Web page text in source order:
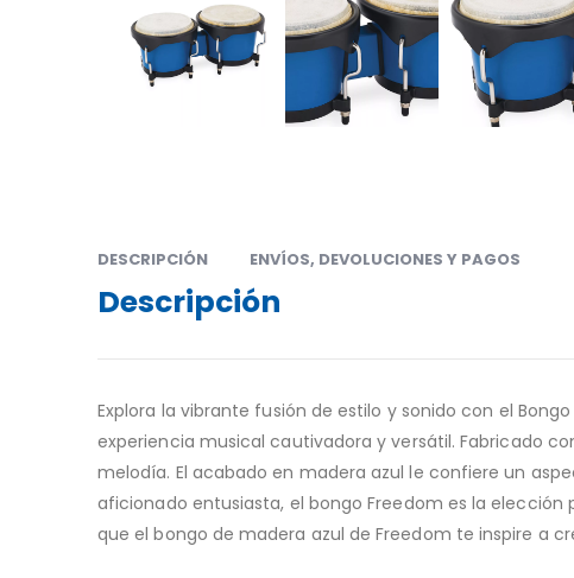
DESCRIPCIÓN ENVÍOS, DEVOLUCIONES Y PAGOS
Descripción
Explora la vibrante fusión de estilo y sonido con el
experiencia musical cautivadora y versátil. Fabricado
melodía. El acabado en madera azul le confiere un
aficionado entusiasta, el bongo Freedom es la
que el bongo de madera azul de Freedom te inspire a